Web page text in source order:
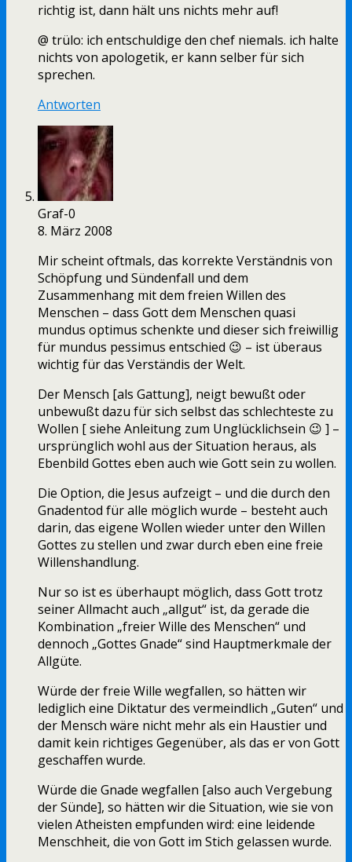
richtig ist, dann hält uns nichts mehr auf!
@ trülo: ich entschuldige den chef niemals. ich halte
nichts von apologetik, er kann selber für sich
sprechen.
Antworten
Graf-0
8. März 2008
Mir scheint oftmals, das korrekte Verständnis von
Schöpfung und Sündenfall und dem
Zusammenhang mit dem freien Willen des
Menschen – dass Gott dem Menschen quasi
mundus optimus schenkte und dieser sich freiwillig
für mundus pessimus entschied 😉 – ist überaus
wichtig für das Verständis der Welt.
Der Mensch [als Gattung], neigt bewußt oder
unbewußt dazu für sich selbst das schlechteste zu
Wollen [ siehe Anleitung zum Unglücklichsein 😉 ] –
ursprünglich wohl aus der Situation heraus, als
Ebenbild Gottes eben auch wie Gott sein zu wollen.
Die Option, die Jesus aufzeigt – und die durch den
Gnadentod für alle möglich wurde – besteht auch
darin, das eigene Wollen wieder unter den Willen
Gottes zu stellen und zwar durch eben eine freie
Willenshandlung.
Nur so ist es überhaupt möglich, dass Gott trotz
seiner Allmacht auch „allgut“ ist, da gerade die
Kombination „freier Wille des Menschen“ und
dennoch „Gottes Gnade“ sind Hauptmerkmale der
Allgüte.
Würde der freie Wille wegfallen, so hätten wir
lediglich eine Diktatur des vermeindlich „Guten“ und
der Mensch wäre nicht mehr als ein Haustier und
damit kein richtiges Gegenüber, als das er von Gott
geschaffen wurde.
Würde die Gnade wegfallen [also auch Vergebung
der Sünde], so hätten wir die Situation, wie sie von
vielen Atheisten empfunden wird: eine leidende
Menschheit, die von Gott im Stich gelassen wurde.